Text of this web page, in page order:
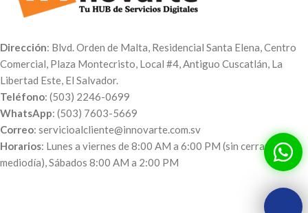
Dirección: Blvd. Orden de Malta, Residencial Santa Elena, Centro
Comercial, Plaza Montecristo, Local #4, Antiguo Cuscatlán, La
Libertad Este, El Salvador.
Teléfono: (503) 2246-0699
WhatsApp: (503) 7603-5669
Correo: servicioalcliente@innovarte.com.sv
Horarios: Lunes a viernes de 8:00 AM a 6:00 PM (sin cerrar al
mediodía), Sábados 8:00 AM a 2:00 PM